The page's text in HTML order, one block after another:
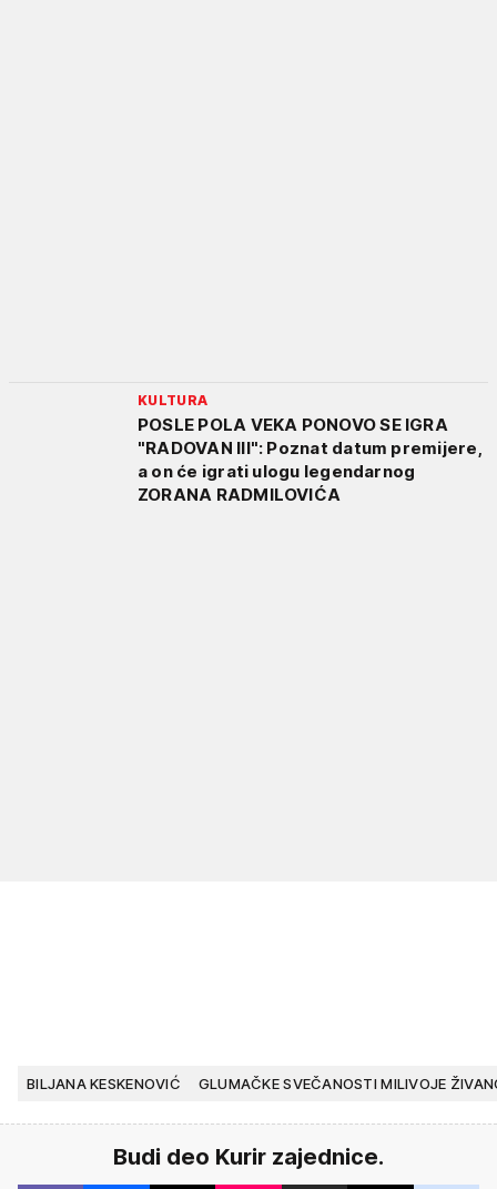
KULTURA
POSLE POLA VEKA PONOVO SE IGRA
"RADOVAN III": Poznat datum premijere,
a on će igrati ulogu legendarnog
ZORANA RADMILOVIĆA
BILJANA KESKENOVIĆ GLUMAČKE SVEČANOSTI MILIVOJE
Budi deo Kurir zajednice.